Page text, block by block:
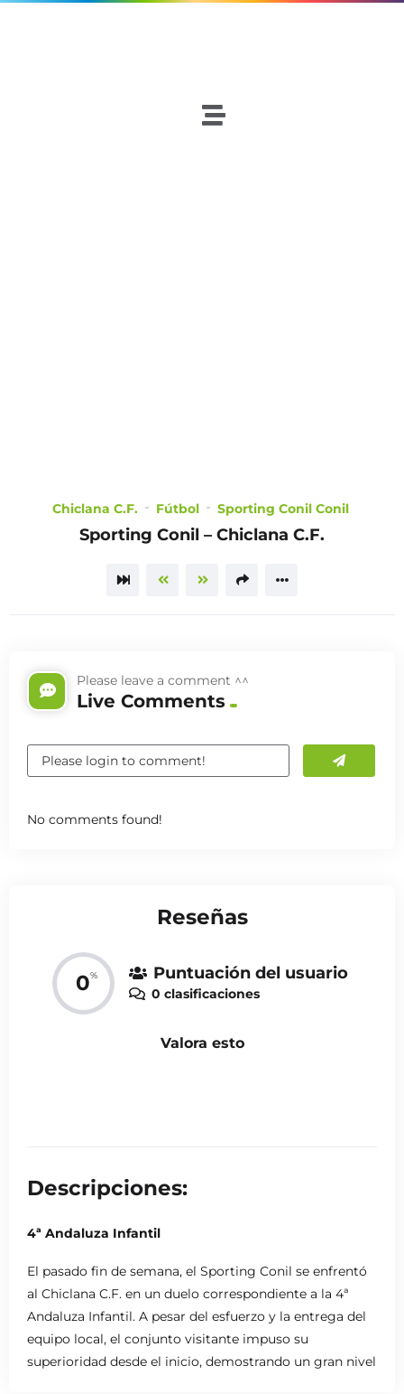
Chiclana C.F. Fútbol Sporting Conil Conil
Sporting Conil – Chiclana C.F.
Please leave a comment ^^
Live Comments
No comments found!
Reseñas
0% Puntuación del usuario
0 clasificaciones
Valora esto
Descripciones:
4ª Andaluza Infantil
El pasado fin de semana, el Sporting Conil se enfrentó
al Chiclana C.F. en un duelo correspondiente a la 4ª
Andaluza Infantil. A pesar del esfuerzo y la entrega del
equipo local, el conjunto visitante impuso su
superioridad desde el inicio, demostrando un gran nivel